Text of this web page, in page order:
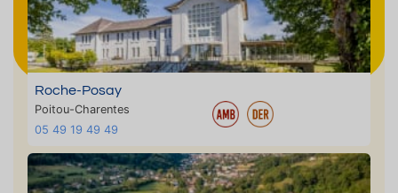
Roche-Posay
Poitou-Charentes
05 49 19 49 49